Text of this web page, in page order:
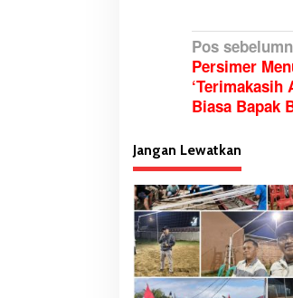
N
a
v
i
g
a
s
i
p
o
s
Pos
Persimer
‘Terimakasih
Biasa Bapak
Jangan Lewatkan